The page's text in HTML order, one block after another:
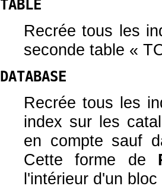
TABLE
Recrée tous les
seconde table «
DATABASE
Recrée tous les
index sur les
en compte sauf
Cette forme de
l'intérieur d'un